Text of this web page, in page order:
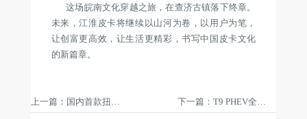
这场皖南文化穿越之旅，在查济古镇落下终章。
未来，江淮皮卡将继续以山河为卷，以用户为笔，
让创富更高效，让生活更精彩，书写中国皮卡文化
的新篇章。
上一篇：国内首款扭矩破千级混动皮卡！江淮悍途PHEV国内首发亮相上海车展 下一篇：T9 PHEV全球首发，江汽集团亮相2025墨尔本车展